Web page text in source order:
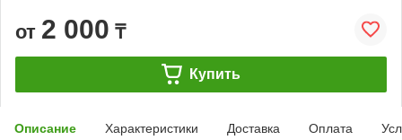
от 2 000 ₸
Купить
Описание Характеристики Доставка Оплата